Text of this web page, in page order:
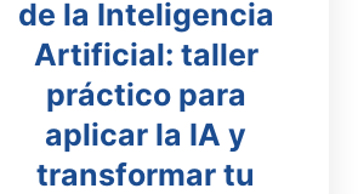
de la Inteligencia
Artificial: taller
práctico para
aplicar la IA y
transformar tu